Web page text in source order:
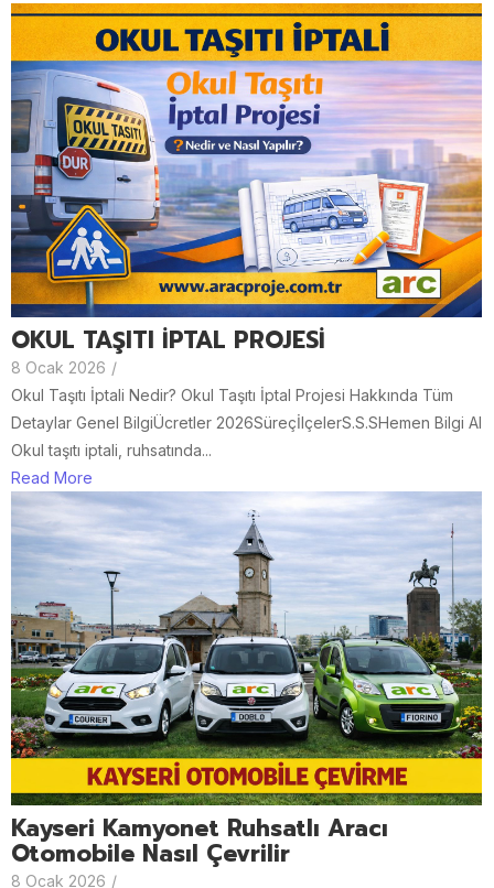
OKUL TAŞITI İPTAL PROJESİ
8 Ocak 2026 /
Okul Taşıtı İptali Nedir? Okul Taşıtı İptal Projesi Hakkında Tüm
Detaylar Genel BilgiÜcretler 2026SüreçİlçelerS.S.SHemen Bilgi Al
Okul taşıtı iptali, ruhsatında...
Read More
Kayseri Kamyonet Ruhsatlı Aracı
Otomobile Nasıl Çevrilir
8 Ocak 2026 /